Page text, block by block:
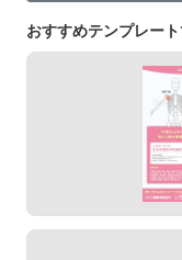
おすすめテンプレー